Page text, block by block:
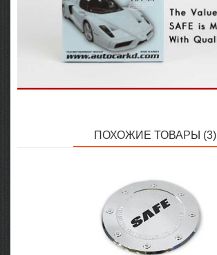
ПОХОЖИЕ ТОВАРЫ (3)